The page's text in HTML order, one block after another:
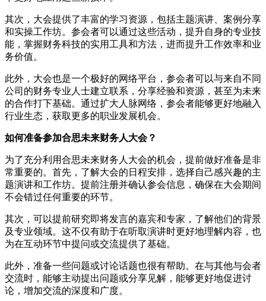
其次，大会提供了丰富的学习资源，包括主题演讲、案例分享
和实操工作坊。参会者可以通过这些活动，提升自身的专业技
能，掌握财务科技的实用工具和方法，进而提升工作效率和业
务价值。
此外，大会也是一个极好的网络平台，参会者可以与来自不同
公司的财务专业人士建立联系，分享经验和资源，甚至为未来
的合作打下基础。通过扩大人脉网络，参会者能够更好地融入
行业生态，获取更多的职业发展机会。
如何准备参加合思未来财务人大会？
为了充分利用合思未来财务人大会的机会，提前做好准备是非
常重要的。首先，了解大会的日程安排，选择自己感兴趣的主
题演讲和工作坊。提前注册并确认参会信息，确保在大会期间
不会错过任何重要的环节。
其次，可以提前研究即将发言的嘉宾和专家，了解他们的背景
及专业领域。这不仅有助于在听取演讲时更好地理解内容，也
为在互动环节中提问或交流提供了基础。
此外，准备一些问题或讨论话题也很有帮助。在与其他与会者
交流时，能够主动提出问题或分享见解，能够更好地促进讨
论，增加交流的深度和广度。